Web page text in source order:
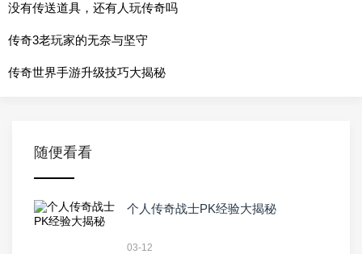
没有传送道具，还有人玩传奇吗
传奇3老玩家的无奈与坚守
传奇世界手游升级技巧大揭秘
随便看看
个人传奇战士PK经验大揭秘
03-12